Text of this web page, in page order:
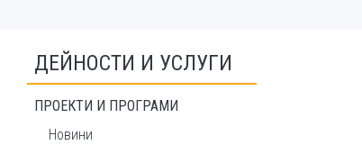
ДЕЙНОСТИ И УСЛУГИ
ПРОЕКТИ И ПРОГРАМИ
Новини